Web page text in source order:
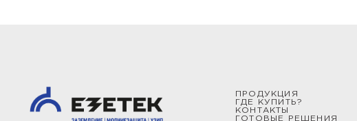
ПРОДУКЦИЯ
ГДЕ КУПИТЬ?
КОНТАКТЫ
ГОТОВЫЕ РЕШЕНИЯ